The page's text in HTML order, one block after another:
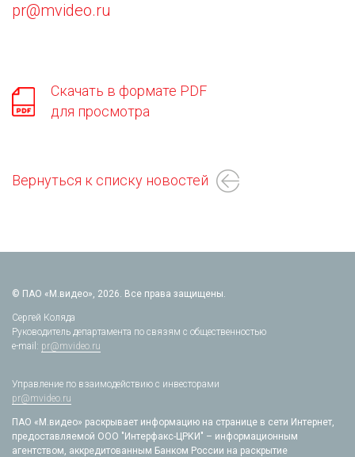
pr@mvideo.ru
Скачать в формате PDF
для просмотра
Вернуться к списку новостей
© ПАО «М.видео», 2026. Все права защищены.
Сергей Коляда
Руководитель департамента по связям с общественностью
e-mail: pr@mvideo.ru
Управление по взаимодействию с инвесторами
pr@mvideo.ru
ПАО «М.видео» раскрывает информацию на странице в сети Интернет,
предоставляемой ООО "Интерфакс-ЦРКИ" – информационным
агентством, аккредитованным Банком России на раскрытие